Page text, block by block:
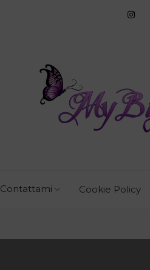
Contattami Cookie Policy